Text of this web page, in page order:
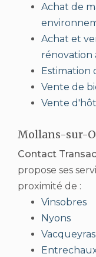
Achat de
Achat et
rénovation
Estimation
Vente de
Vente
Mollans-sur-
Contact
propose ses
proximité de :
Vinsobres
Nyons
Vacqueyras